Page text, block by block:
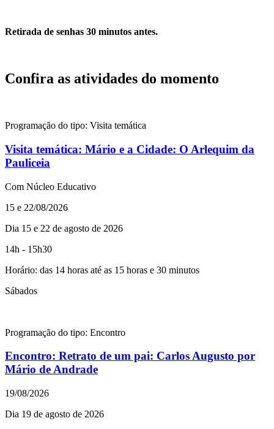
Retirada de senhas 30 minutos antes.
Confira as atividades do momento
Programação do tipo: Visita temática
Visita temática: Mário e a Cidade: O Arlequim da
Pauliceia
Com Núcleo Educativo
15 e 22/08/2026
Dia 15 e 22 de agosto de 2026
14h - 15h30
Horário: das 14 horas até as 15 horas e 30 minutos
Sábados
Programação do tipo: Encontro
Encontro: Retrato de um pai: Carlos Augusto por
Mário de Andrade
19/08/2026
Dia 19 de agosto de 2026